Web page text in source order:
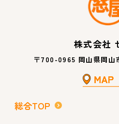
株式会社
〒700-0965 岡山県岡山
総合TOP